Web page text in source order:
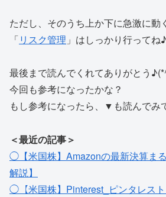
ただし、そのうち上か下に急激に動
「リスク管理 」はしっかり行ってね♪
最後まで読んでくれてありがとう
今回も参考になったかな？
もし参考になったら、▼も読んでみ
＜最近の記事＞
◯【米国株】Amazonの最新決算ま
解説】
◯【米国株】Pinterest_ピンタレスト